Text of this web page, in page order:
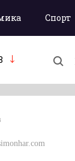
Спорт